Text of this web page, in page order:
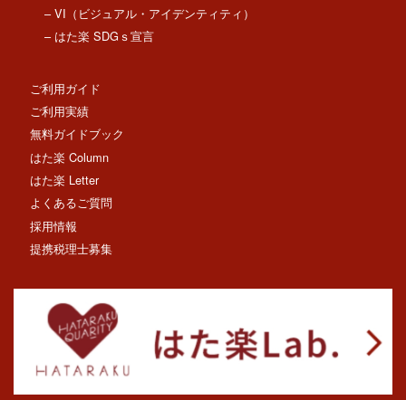
– VI（ビジュアル・アイデンティティ）
– はた楽 SDGｓ宣言
ご利用ガイド
ご利用実績
無料ガイドブック
はた楽 Column
はた楽 Letter
よくあるご質問
採用情報
提携税理士募集